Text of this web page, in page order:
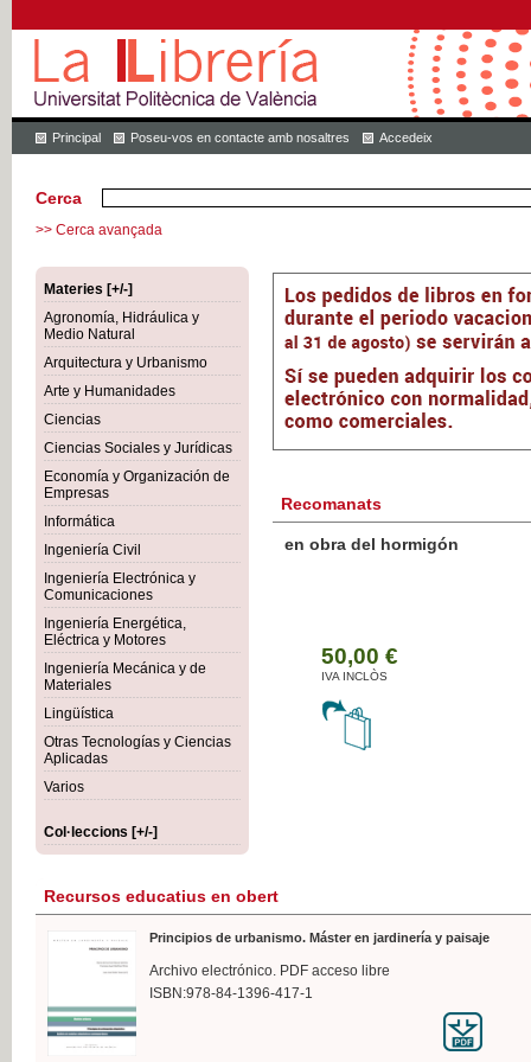
Principal Poseu-vos en contacte amb nosaltres Accedeix
Cerca
>> Cerca avançada
Materies [+/-]
Agronomía, Hidráulica y
Medio Natural
Arquitectura y Urbanismo
Arte y Humanidades
Ciencias
Ciencias Sociales y Jurídicas
Economía y Organización de
Empresas
Informática
Ingeniería Civil
Ingeniería Electrónica y
Comunicaciones
Ingeniería Energética,
Eléctrica y Motores
Ingeniería Mecánica y de
Materiales
Lingüística
Otras Tecnologías y Ciencias
Aplicadas
Varios
Col·leccions [+/-]
Recomanats
Botánica Agroalimentaria
Recursos educatius en obert
Principios de urbanismo. Máster en jardinería y paisaje
Archivo electrónico. PDF acceso libre
ISBN:978-84-1396-417-1